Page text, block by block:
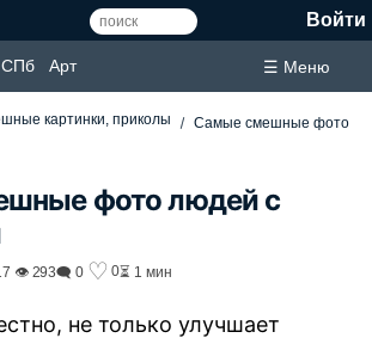
Войти
СПб Арт ☰ Меню
картинки, приколы
Самые смешные фото
фото людей с
👁 293🗨 0 ♡ 0⏳ 1 мин
не только улучшает